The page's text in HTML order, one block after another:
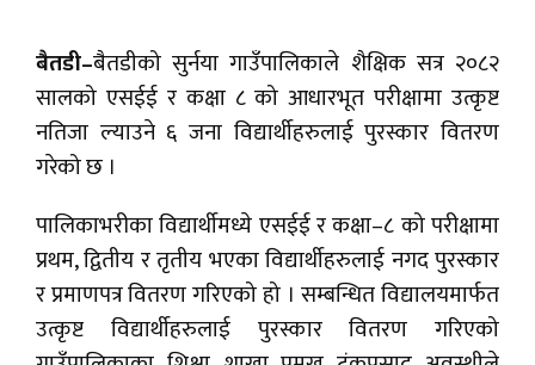
बैतडी–बैतडीको सुर्नया गाउँपालिकाले शैक्षिक सत्र २०८२
सालको एसईई र कक्षा ८ को आधारभूत परीक्षामा उत्कृष्ट
नतिजा ल्याउने ६ जना विद्यार्थीहरुलाई पुरस्कार वितरण
गरेको छ ।
पालिकाभरीका विद्यार्थीमध्ये एसईई र कक्षा–८ को परीक्षामा
प्रथम, द्वितीय र तृतीय भएका विद्यार्थीहरुलाई नगद पुरस्कार
र प्रमाणपत्र वितरण गरिएको हो । सम्बन्धित विद्यालयमार्फत
उत्कृष्ट विद्यार्थीहरुलाई पुरस्कार वितरण गरिएको